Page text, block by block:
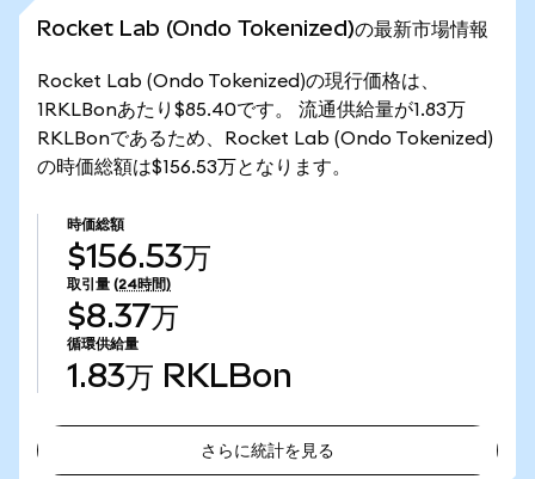
Rocket Lab (Ondo Tokenized)の最新市場情報
Rocket Lab (Ondo Tokenized)の現行価格は、
1RKLBonあたり$85.40です。 流通供給量が1.83万
RKLBonであるため、Rocket Lab (Ondo Tokenized)
の時価総額は$156.53万となります。
時価総額
$156.53万
取引量 (24時間)
$8.37万
循環供給量
1.83万 RKLBon
さらに統計を見る